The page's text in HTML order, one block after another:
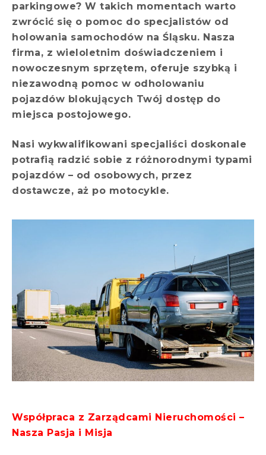
parkingowe? W takich momentach warto
zwrócić się o pomoc do specjalistów od
holowania samochodów na Śląsku. Nasza
firma, z wieloletnim doświadczeniem i
nowoczesnym sprzętem, oferuje szybką i
niezawodną pomoc w odholowaniu
pojazdów blokujących Twój dostęp do
miejsca postojowego.
Nasi wykwalifikowani specjaliści doskonale
potrafią radzić sobie z różnorodnymi typami
pojazdów – od osobowych, przez
dostawcze, aż po motocykle.
Współpraca z Zarządcami Nieruchomości –
Nasza Pasja i Misja